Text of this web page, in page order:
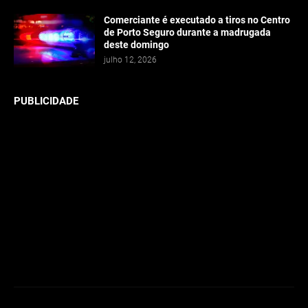
Comerciante é executado a tiros no Centro
de Porto Seguro durante a madrugada
deste domingo
julho 12, 2026
PUBLICIDADE